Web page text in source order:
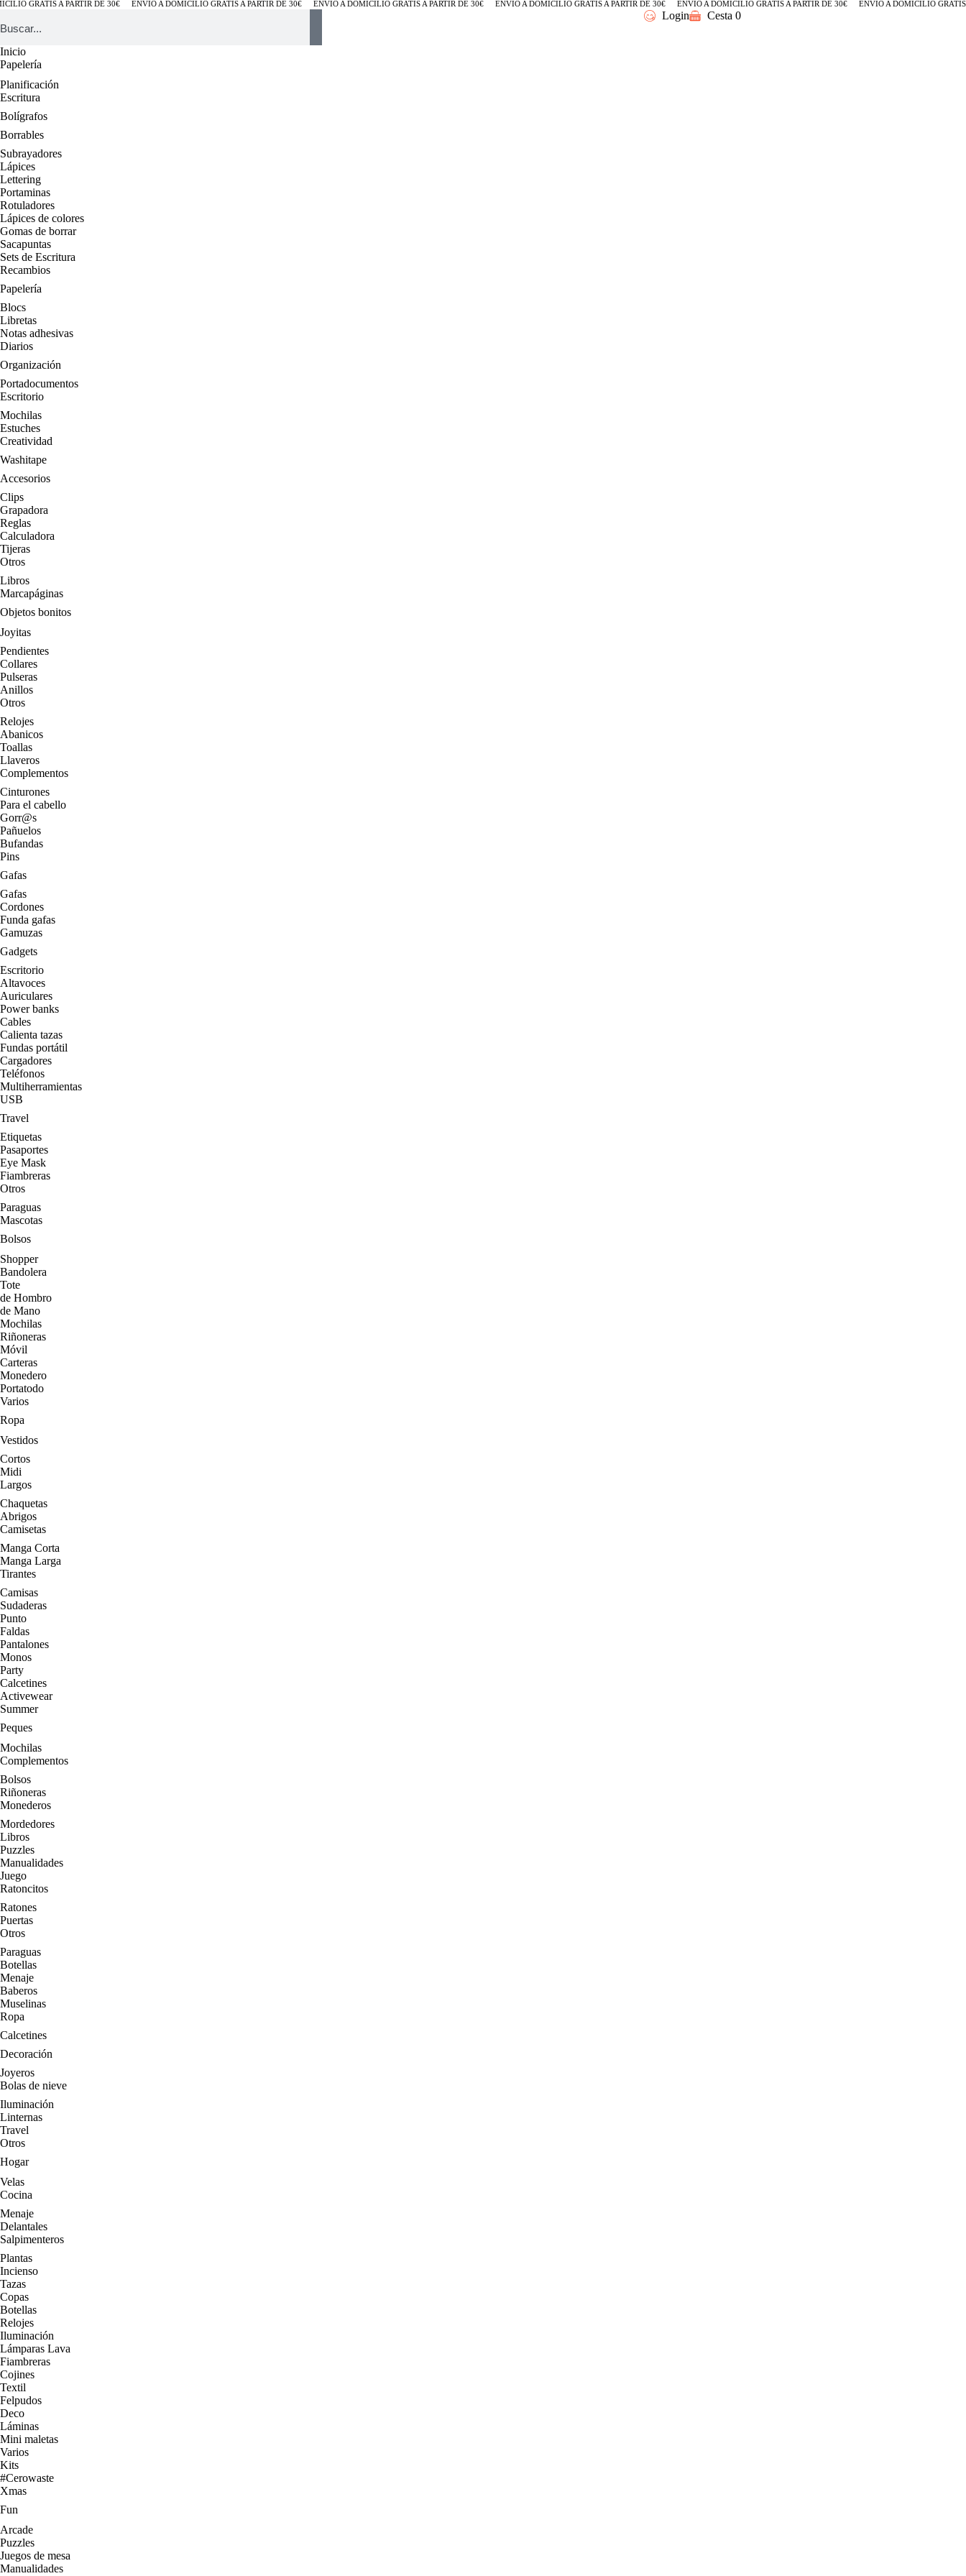
GRATIS A PARTIR DE 30€ ENVÍO A DOMICILIO GRATIS A PARTIR DE 30€ ENVÍO A DOMICILIO GRATIS A PARTIR DE 30€ ENVÍO A DOMICILIO GRATIS A PARTIR DE 30€ ENVÍO A DOMICILIO GRATIS A PARTIR DE 30€ ENVÍO A DOMICILIO GRATIS
Login Cesta 0
Inicio
Papelería
Planificación
Escritura
Bolígrafos
Borrables
Subrayadores
Lápices
Lettering
Portaminas
Rotuladores
Lápices de colores
Gomas de borrar
Sacapuntas
Sets de Escritura
Recambios
Papelería
Blocs
Libretas
Notas adhesivas
Diarios
Organización
Portadocumentos
Escritorio
Mochilas
Estuches
Creatividad
Washitape
Accesorios
Clips
Grapadora
Reglas
Calculadora
Tijeras
Otros
Libros
Marcapáginas
Objetos bonitos
Joyitas
Pendientes
Collares
Pulseras
Anillos
Otros
Relojes
Abanicos
Toallas
Llaveros
Complementos
Cinturones
Para el cabello
Gorr@s
Pañuelos
Bufandas
Pins
Gafas
Gafas
Cordones
Funda gafas
Gamuzas
Gadgets
Escritorio
Altavoces
Auriculares
Power banks
Cables
Calienta tazas
Fundas portátil
Cargadores
Teléfonos
Multiherramientas
USB
Travel
Etiquetas
Pasaportes
Eye Mask
Fiambreras
Otros
Paraguas
Mascotas
Bolsos
Shopper
Bandolera
Tote
de Hombro
de Mano
Mochilas
Riñoneras
Móvil
Carteras
Monedero
Portatodo
Varios
Ropa
Vestidos
Cortos
Midi
Largos
Chaquetas
Abrigos
Camisetas
Manga Corta
Manga Larga
Tirantes
Camisas
Sudaderas
Punto
Faldas
Pantalones
Monos
Party
Calcetines
Activewear
Summer
Peques
Mochilas
Complementos
Bolsos
Riñoneras
Monederos
Mordedores
Libros
Puzzles
Manualidades
Juego
Ratoncitos
Ratones
Puertas
Otros
Paraguas
Botellas
Menaje
Baberos
Muselinas
Ropa
Calcetines
Decoración
Joyeros
Bolas de nieve
Iluminación
Linternas
Travel
Otros
Hogar
Velas
Cocina
Menaje
Delantales
Salpimenteros
Plantas
Incienso
Tazas
Copas
Botellas
Relojes
Iluminación
Lámparas Lava
Fiambreras
Cojines
Textil
Felpudos
Deco
Láminas
Mini maletas
Varios
Kits
#Cerowaste
Xmas
Fun
Arcade
Puzzles
Juegos de mesa
Manualidades